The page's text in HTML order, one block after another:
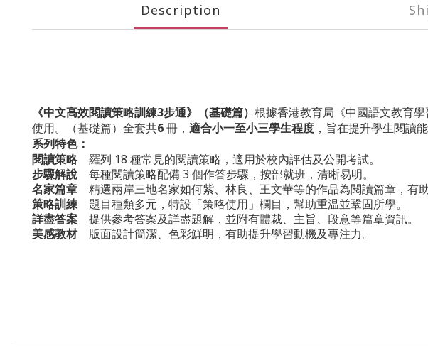
Description
《中文高效閱讀策略訓練3步通》（基礎篇） 根據香港教育局《中國語文教育
使用。
（基礎篇） 全套共6 冊， 適合小一至小三學生程度 ，旨在提升學生閱讀
系列特色：
閱讀策略羅列 18 種常見的閱讀策略，適用於校內評估及公開考試。
步驟解說 每種閱讀策略配備 3 個作答步驟，按部就班，清晰易明。
名家篇章 精選兩岸三地名家如何紫、林良、王文華等的作品為閱讀篇章，有助
策略訓練題目種類多元，特設「策略使用」欄目，幫助重温並鞏固所學。
詳盡答案 提供參考答案及詳盡題解，並附有體裁、主旨、段意等篇章資訊。
美感教材版面設計簡潔、色彩鮮明，有助提升學習動機及專注力。